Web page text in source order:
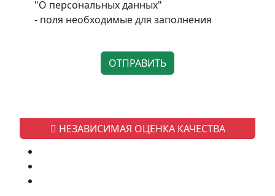
НЕЗАВИСИМАЯ ОЦЕНКА КАЧЕСТВА
"О персональных данных"
- поля необходимые для заполнения